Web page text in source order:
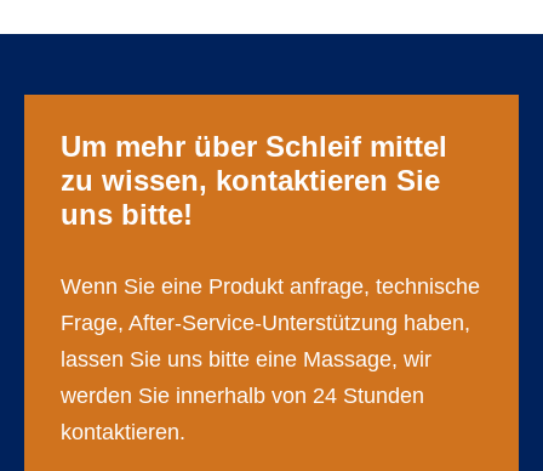
Um mehr über Schleif mittel
zu wissen, kontaktieren Sie
uns bitte!
Wenn Sie eine Produkt anfrage, technische
Frage, After-Service-Unterstützung haben,
lassen Sie uns bitte eine Massage, wir
werden Sie innerhalb von 24 Stunden
kontaktieren.